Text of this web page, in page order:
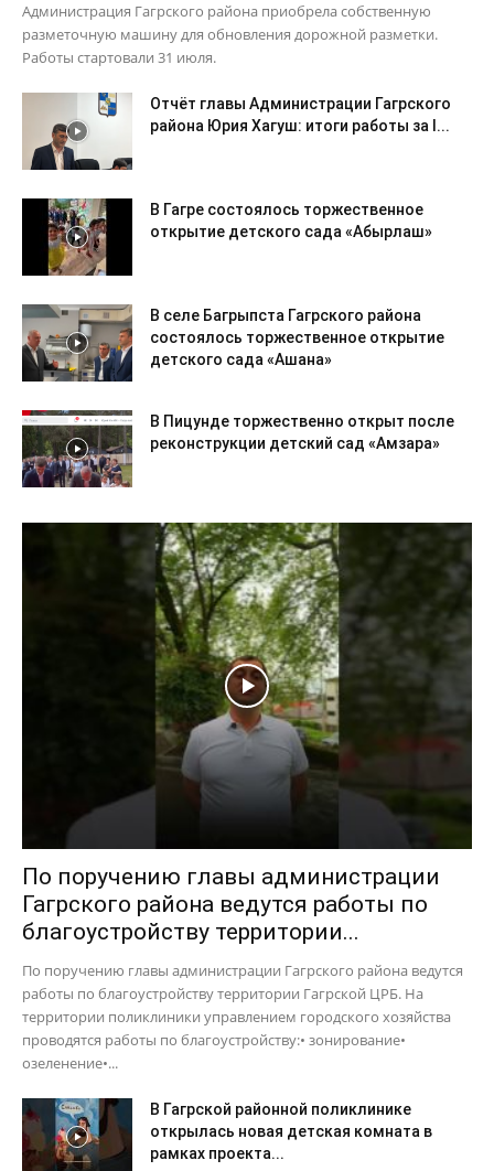
Администрация Гагрского района приобрела собственную
разметочную машину для обновления дорожной разметки.
Работы стартовали 31 июля.
Отчёт главы Администрации Гагрского
района Юрия Хагуш: итоги работы за I...
В Гагре состоялось торжественное
открытие детского сада «Абырлаш»
В селе Багрыпста Гагрского района
состоялось торжественное открытие
детского сада «Ашана»
В Пицунде торжественно открыт после
реконструкции детский сад «Амзара»
По поручению главы администрации
Гагрского района ведутся работы по
благоустройству территории...
По поручению главы администрации Гагрского района ведутся
работы по благоустройству территории Гагрской ЦРБ. На
территории поликлиники управлением городского хозяйства
проводятся работы по благоустройству:• зонирование•
озеленение•...
В Гагрской районной поликлинике
открылась новая детская комната в
рамках проекта...